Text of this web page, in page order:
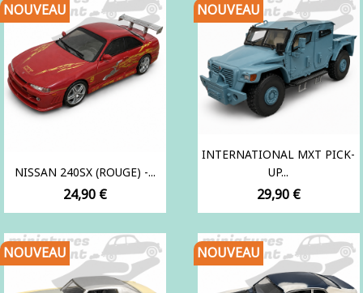
NISSAN 240SX (ROUGE) -...
Prix
24,90 €
NOUVEAU
INTERNATIONAL MXT PICK-
UP...
Prix
29,90 €
NOUVEAU
NOUVEAU NOUVEAU